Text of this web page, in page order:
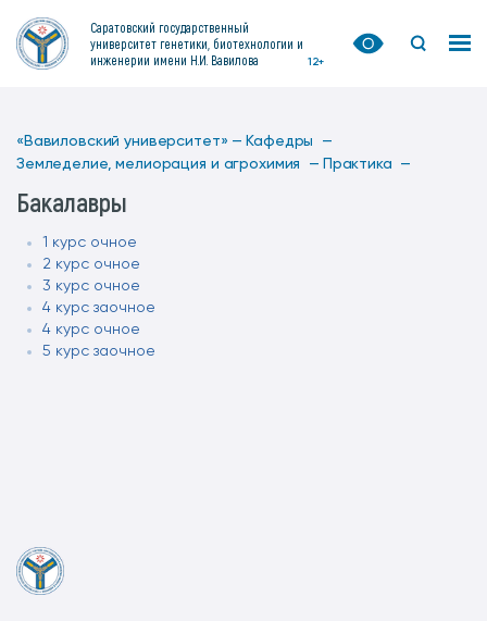
Саратовский государственный
университет генетики, биотехнологии и
инженерии имени Н.И. Вавилова
12+
«Вавиловский университет» — Кафедры —
Земледелие, мелиорация и агрохимия — Практика —
Бакалавры
1 курс очное
2 курс очное
3 курс очное
4 курс заочное
4 курс очное
5 курс заочное